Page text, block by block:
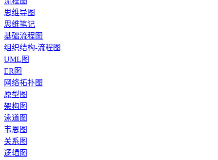
思维导图
思维笔记
基础流程图
组织结构-流程图
UML图
ER图
网络拓扑图
原型图
架构图
泳道图
韦恩图
关系图
逻辑图